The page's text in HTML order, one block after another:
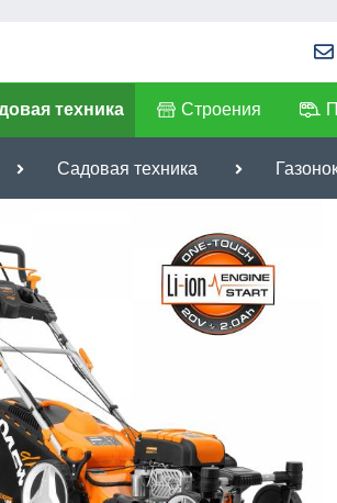
техника Строения
Садовая техника
65,026
Телефон
Я даю согласие на
Я даю согласие наобработку